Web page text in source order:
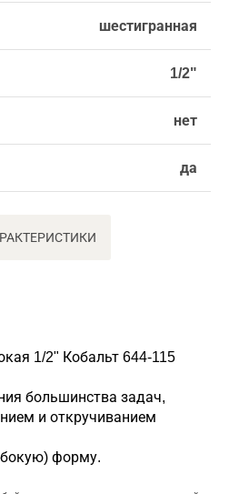
шестигранная
1/2"
нет
да
1/2" Кобальт 644-115
большинства задач,
и откручиванием
форму.